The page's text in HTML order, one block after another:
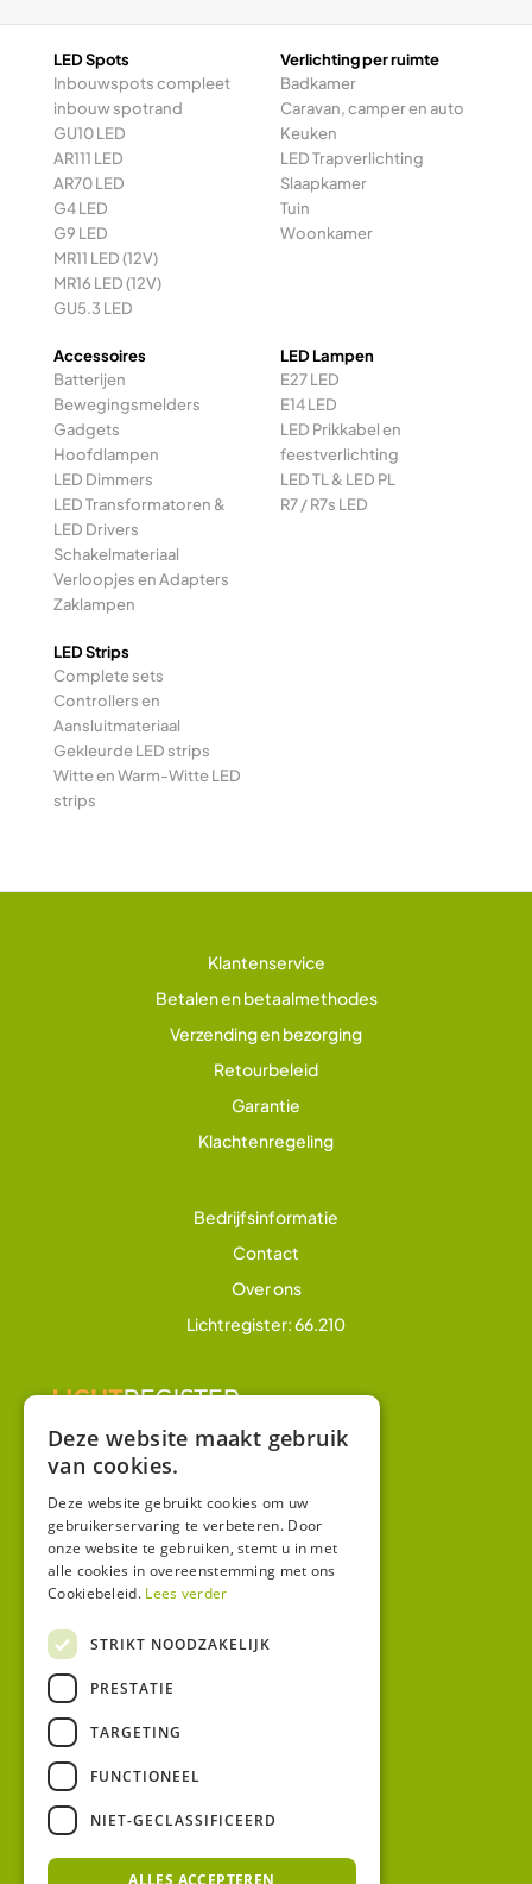
LED Spots
Inbouwspots compleet
inbouw spotrand
GU10 LED
AR111 LED
AR70 LED
G4 LED
G9 LED
MR11 LED (12V)
MR16 LED (12V)
GU5.3 LED
Verlichting per ruimte
Badkamer
Caravan, camper en auto
Keuken
LED Trapverlichting
Slaapkamer
Tuin
Woonkamer
Accessoires
Batterijen
Bewegingsmelders
Gadgets
Hoofdlampen
LED Dimmers
LED Transformatoren &
LED Drivers
Schakelmateriaal
Verloopjes en Adapters
Zaklampen
LED Lampen
E27 LED
E14 LED
LED Prikkabel en
feestverlichting
LED TL & LED PL
R7 / R7s LED
LED Strips
Complete sets
Controllers en
Aansluitmateriaal
Gekleurde LED strips
Witte en Warm-Witte LED
strips
Klantenservice
Betalen en betaalmethodes
Verzending en bezorging
Retourbeleid
Garantie
Klachtenregeling
Bedrijfsinformatie
Contact
Over ons
Lichtregister: 66.210
Winkel
Mijn account
Algemene voorwaarden
Koningin Julianastraat 1
Deze website maakt gebruik
van cookies.
Deze website gebruikt cookies om uw
gebruikerservaring te verbeteren. Door
onze website te gebruiken, stemt u in met
alle cookies in overeenstemming met ons
Cookiebeleid. Lees verder
STRIKT NOODZAKELIJK
PRESTATIE
TARGETING
FUNCTIONEEL
NIET-GECLASSIFICEERD
ALLES ACCEPTEREN